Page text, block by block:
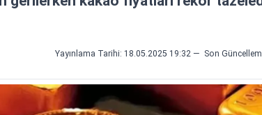
Yayınlama Tarihi: 18.05.2025 19:32 — Son